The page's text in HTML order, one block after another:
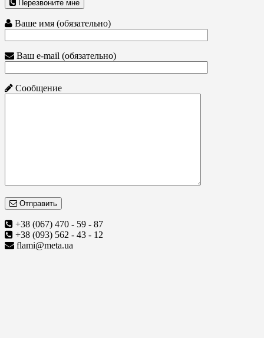
Перезвоните мне
Ваше имя (обязательно)
Ваш e-mail (обязательно)
Сообщение
Отправить
+38 (067) 470 - 59 - 87
+38 (093) 562 - 43 - 12
flami@meta.ua